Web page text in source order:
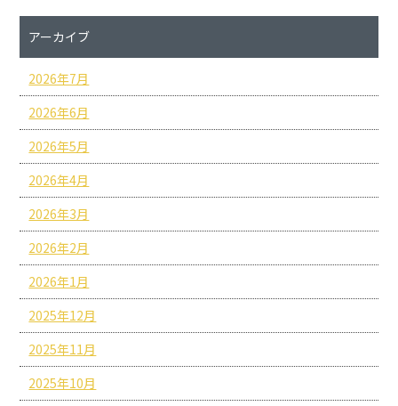
アーカイブ
2026年7月
2026年6月
2026年5月
2026年4月
2026年3月
2026年2月
2026年1月
2025年12月
2025年11月
2025年10月